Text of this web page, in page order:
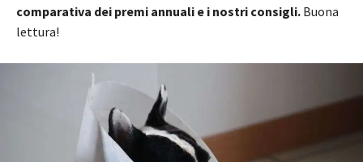
comparativa dei premi annuali e i nostri consigli. Buona
lettura!